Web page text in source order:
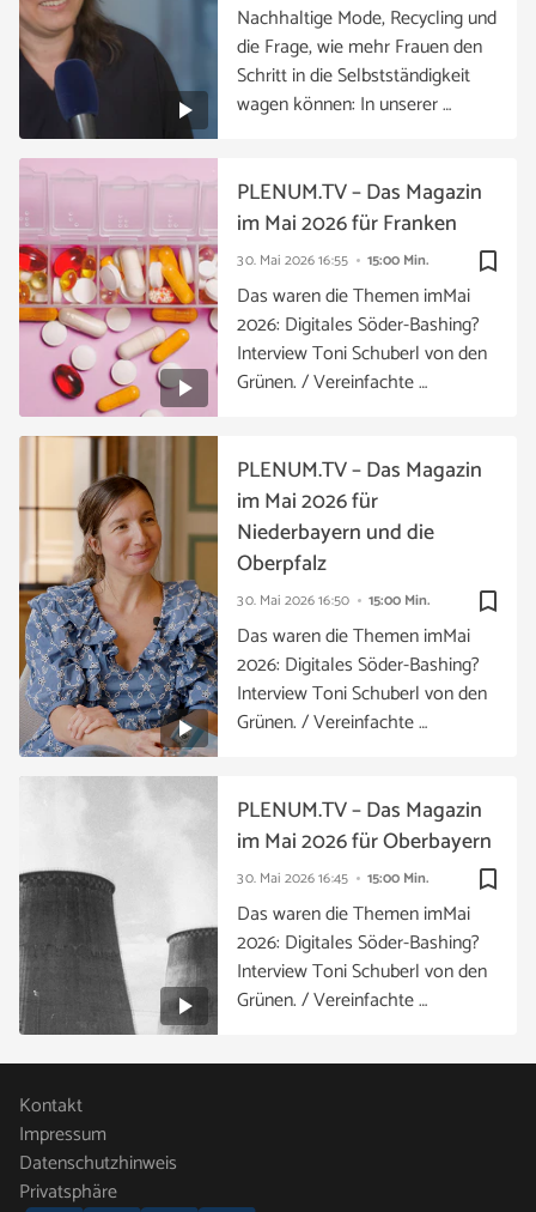
Nachhaltige Mode, Recycling und
die Frage, wie mehr Frauen den
Schritt in die Selbstständigkeit
wagen können: In unserer …
bookmark_border
30. Mai 202616:55 15:00 Min.
PLENUM.TV – Das Magazin
im Mai 2026 für Franken
Das waren die Themen imMai
2026: Digitales Söder-Bashing?
Interview Toni Schuberl von den
Grünen. / Vereinfachte …
bookmark_border
30. Mai 202616:50 15:00 Min.
PLENUM.TV – Das Magazin
im Mai 2026 für
Niederbayern und die
Oberpfalz
Das waren die Themen imMai
2026: Digitales Söder-Bashing?
Interview Toni Schuberl von den
Grünen. / Vereinfachte …
bookmark_border
30. Mai 202616:45 15:00 Min.
PLENUM.TV – Das Magazin
im Mai 2026 für Oberbayern
Das waren die Themen imMai
2026: Digitales Söder-Bashing?
Interview Toni Schuberl von den
Grünen. / Vereinfachte …
Kontakt
Impressum
Datenschutzhinweis
Privatsphäre